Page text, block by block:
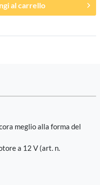
al carrello
meglio alla forma del
a 12 V (art. n.